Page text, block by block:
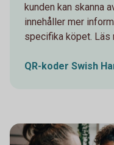
kunden kan skanna
innehåller mer
specifika köpet. Läs
QR-koder Swish